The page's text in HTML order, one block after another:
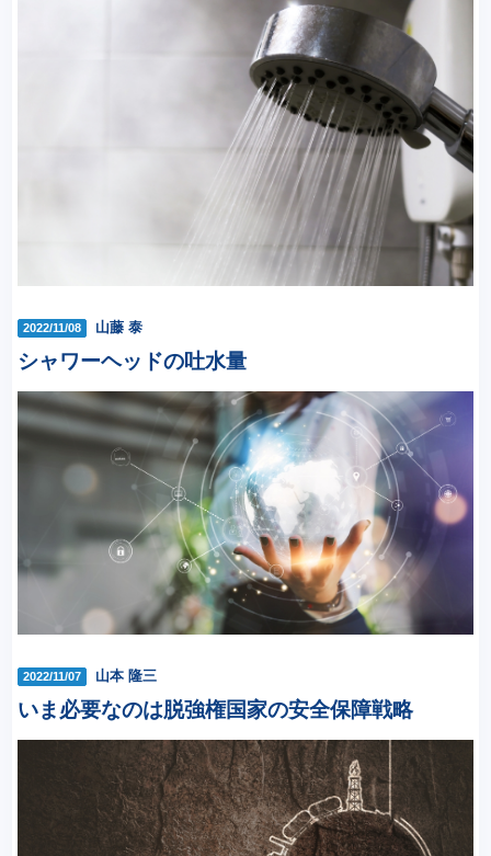
2022/11/08 山藤 泰
シャワーヘッドの吐水量
2022/11/07 山本 隆三
いま必要なのは脱強権国家の安全保障戦略